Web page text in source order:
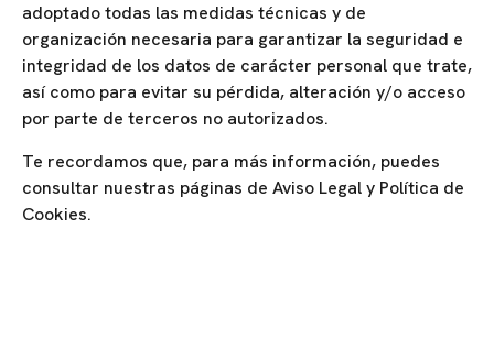
adoptado todas las medidas técnicas y de
organización necesaria para garantizar la seguridad e
integridad de los datos de carácter personal que trate,
así como para evitar su pérdida, alteración y/o acceso
por parte de terceros no autorizados.
Te recordamos que, para más información, puedes
consultar nuestras páginas de Aviso Legal y Política de
Cookies.